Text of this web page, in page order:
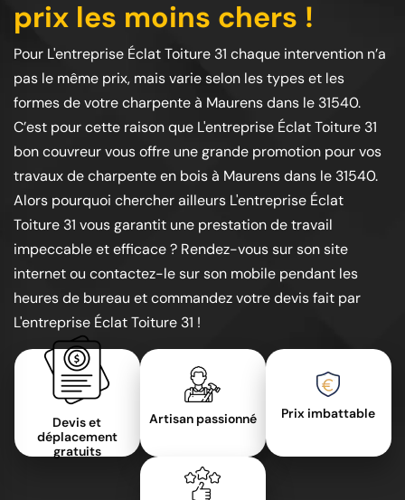
prix les moins chers !
Pour L'entreprise Éclat Toiture 31 chaque intervention n’a
pas le même prix, mais varie selon les types et les
formes de votre charpente à Maurens dans le 31540.
C’est pour cette raison que L'entreprise Éclat Toiture 31
bon couvreur vous offre une grande promotion pour vos
travaux de charpente en bois à Maurens dans le 31540.
Alors pourquoi chercher ailleurs L'entreprise Éclat
Toiture 31 vous garantit une prestation de travail
impeccable et efficace ? Rendez-vous sur son site
internet ou contactez-le sur son mobile pendant les
heures de bureau et commandez votre devis fait par
L'entreprise Éclat Toiture 31 !
Devis et
déplacement
gratuits
Artisan passionné Prix imbattable